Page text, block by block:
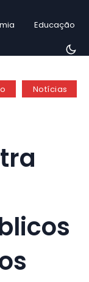
Educação
Notícias